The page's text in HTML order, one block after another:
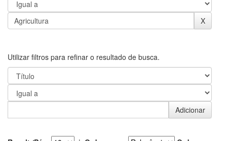
Utilizar filtros para refinar o resultado de busca.